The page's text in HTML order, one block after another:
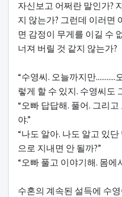
자신보고 어쩌란 말인가?
지 않는가? 그런데 이러면
면 감정이 무게를 이길 수
너져 버릴 것 같지 않는가?
“수영씨. 오늘까지만
렇게 할 수 있지. 수영씨도
“오빠 답답해. 풀어. 그리
야.”
“나도 알아. 나도 알고 있단
으로 지내면 안 될까?”
“오빠 풀고 이야기해. 몸에
수혼의 계속된 설득에 수